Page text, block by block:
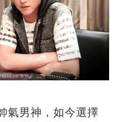
氣男神，如今選擇